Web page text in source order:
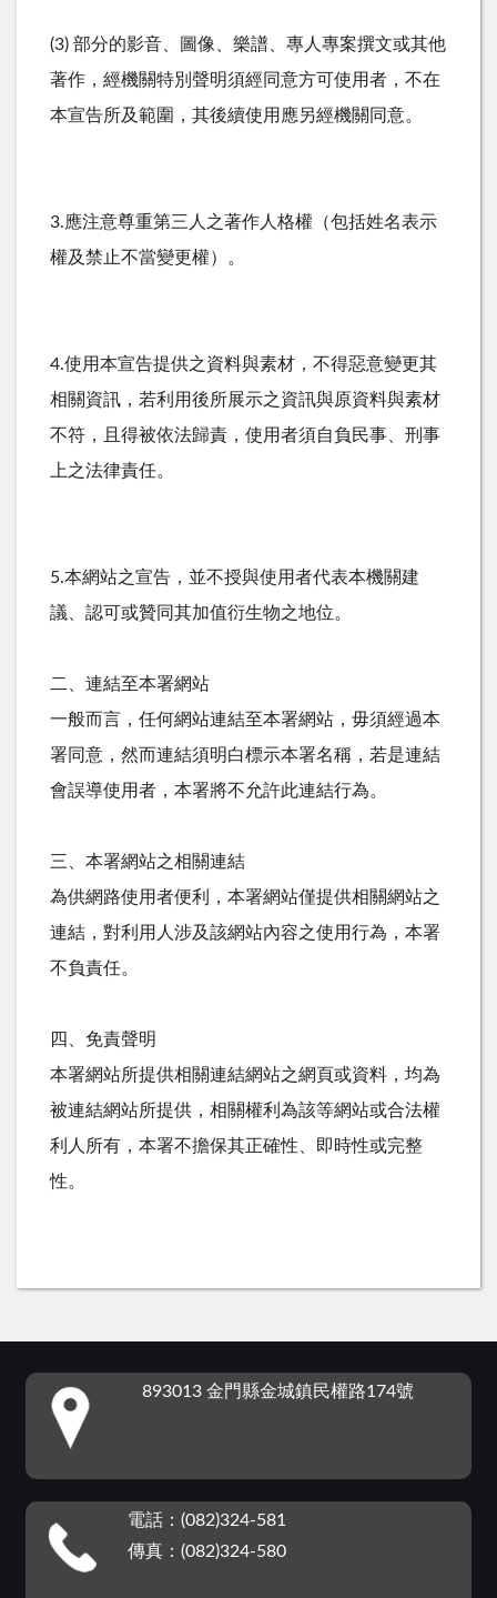
(3) 部分的影音、圖像、樂譜、專人專案撰文或其他
著作，經機關特別聲明須經同意方可使用者，不在
本宣告所及範圍，其後續使用應另經機關同意。
3.應注意尊重第三人之著作人格權（包括姓名表示
權及禁止不當變更權）。
4.使用本宣告提供之資料與素材，不得惡意變更其
相關資訊，若利用後所展示之資訊與原資料與素材
不符，且得被依法歸責，使用者須自負民事、刑事
上之法律責任。
5.本網站之宣告，並不授與使用者代表本機關建
議、認可或贊同其加值衍生物之地位。
二、連結至本署網站
一般而言，任何網站連結至本署網站，毋須經過本
署同意，然而連結須明白標示本署名稱，若是連結
會誤導使用者，本署將不允許此連結行為。
三、本署網站之相關連結
為供網路使用者便利，本署網站僅提供相關網站之
連結，對利用人涉及該網站內容之使用行為，本署
不負責任。
四、免責聲明
本署網站所提供相關連結網站之網頁或資料，均為
被連結網站所提供，相關權利為該等網站或合法權
利人所有，本署不擔保其正確性、即時性或完整
性。
893013 金門縣金城鎮民權路174號
電話：(082)324-581
傳真：(082)324-580